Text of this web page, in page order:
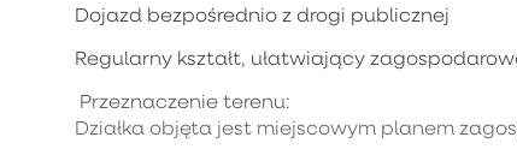
Dojazd bezpośrednio z drogi publicznej
Regularny kształt, ułatwiający
Przeznaczenie terenu:
Działka objęta jest miejscowym planem